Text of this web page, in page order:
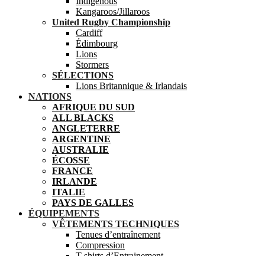
Kangaroos/Jillaroos
United Rugby Championship
Cardiff
Édimbourg
Lions
Stormers
SÉLECTIONS
Lions Britannique & Irlandais
NATIONS
AFRIQUE DU SUD
ALL BLACKS
ANGLETERRE
ARGENTINE
AUSTRALIE
ÉCOSSE
FRANCE
IRLANDE
ITALIE
PAYS DE GALLES
ÉQUIPEMENTS
VÊTEMENTS TECHNIQUES
Tenues d’entraînement
Compression